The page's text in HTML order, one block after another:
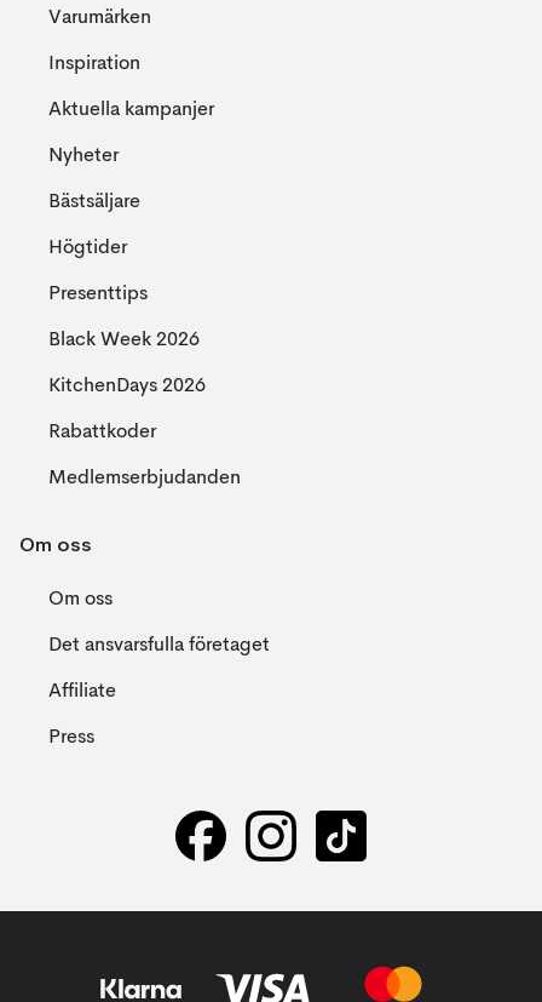
Varumärken
Inspiration
Aktuella kampanjer
Nyheter
Bästsäljare
Högtider
Presenttips
Black Week 2026
KitchenDays 2026
Rabattkoder
Medlemserbjudanden
Om oss
Om oss
Det ansvarsfulla företaget
Affiliate
Press